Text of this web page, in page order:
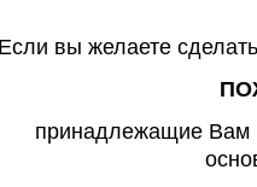
Если вы желаете
принадлежащие Вам